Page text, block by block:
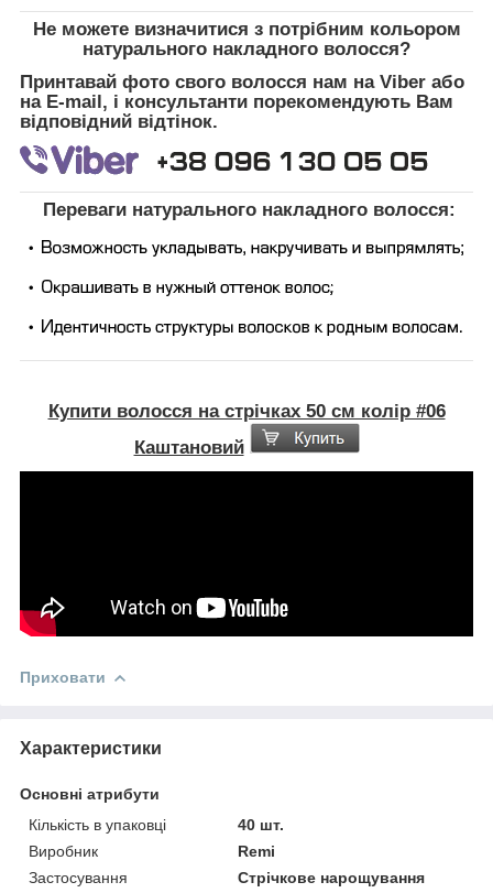
Не можете визначитися з потрібним кольором
натурального накладного волосся?
Принтавай фото свого волосся нам на Viber або
на E-mail, і консультанти порекомендують Вам
відповідний відтінок.
Переваги натурального накладного волосся:
Купити волосся на стрічках 50 см колір #06
Каштановий
Приховати
Характеристики
Основні атрибути
Кількість в упаковці
40 шт.
Виробник
Remi
Застосування
Стрічкове нарощування